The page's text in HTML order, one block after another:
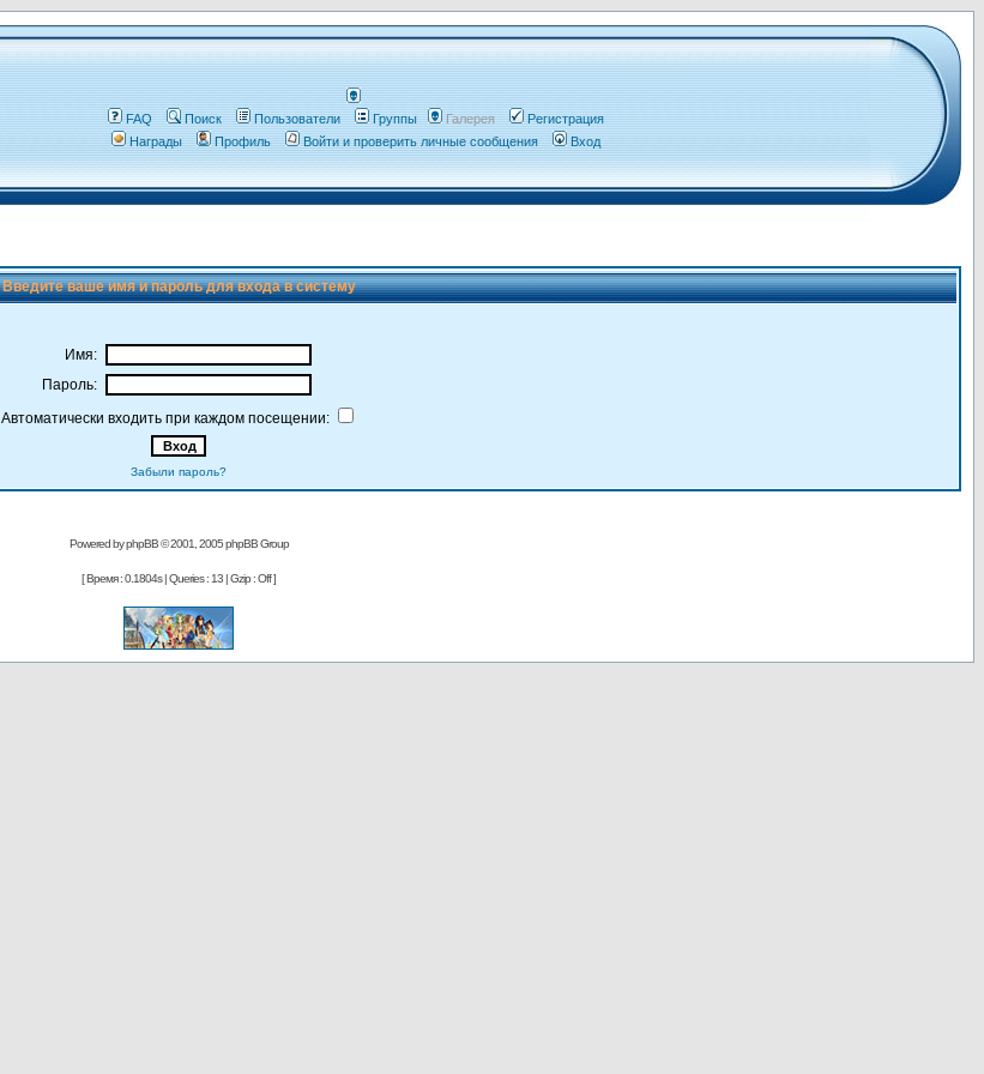
FAQ Поиск Пользователи Группы Галерея
Регистрация
Награды
Профиль Войти и проверить личные сообщения Вход
Введите ваше имя и пароль для входа в систему
Имя:
Пароль:
Автоматически входить при каждом посещении:
Забыли пароль?
Powered byphpBB© 2001, 2005 phpBB Group
[ Время : 0.1804s | Queries : 13 | Gzip : Off ]